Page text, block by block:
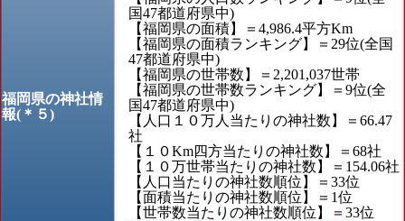
福岡県の神社情
報(＊５)
国47都道府県中)
【福岡県の面積】＝4,986.4平方Km
【福岡県の面積ランキング】＝29位(全国
47都道府県中)
【福岡県の世帯数】＝2,201,037世帯
【福岡県の世帯数ランキング】＝9位(全
国47都道府県中)
【人口１０万人当たりの神社数】＝66.47
社
【１０Km四方当たりの神社数】＝68社
【１０万世帯当たりの神社数】＝154.06社
【人口当たりの神社数順位】＝33位
【面積当たりの神社数順位】＝1位
【世帯数当たりの神社数順位】＝33位